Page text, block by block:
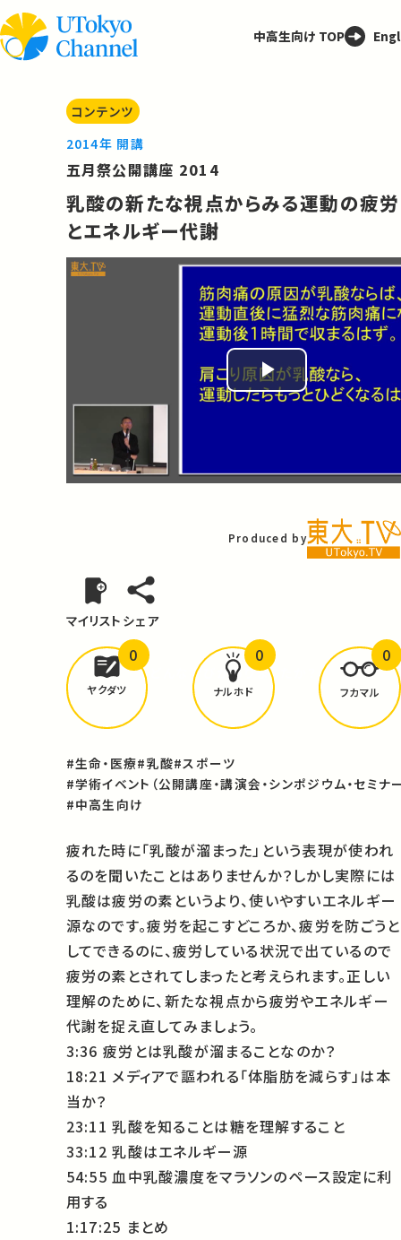
中高生向け TOP
コンテンツ
2014年 開講
五月祭公開講座 2014
乳酸の新たな視点からみる運動の疲労
とエネルギー代謝
Play
Produced by
マイリスト シェア
どんな学びがありましたか？
ヤクダツ
0
ナルホド
0
フカマル
0
#生命・医療#乳酸#スポーツ
#学術イベント（公開講座・講演会・シンポジウム・セミナ
#中高生向け
疲れた時に「乳酸が溜まった」という表現が使われ
るのを聞いたことはありませんか？しかし実際には
乳酸は疲労の素というより、使いやすいエネルギー
源なのです。疲労を起こすどころか、疲労を防ごうと
してできるのに、疲労している状況で出ているので
疲労の素とされてしまったと考えられます。正しい
理解のために、新たな視点から疲労やエネルギー
代謝を捉え直してみましょう。
3:36 疲労とは乳酸が溜まることなのか？
18:21 メディアで謳われる「体脂肪を減らす」は本
当か？
23:11 乳酸を知ることは糖を理解すること
33:12 乳酸はエネルギー源
54:55 血中乳酸濃度をマラソンのペース設定に利
用する
1:17:25 まとめ